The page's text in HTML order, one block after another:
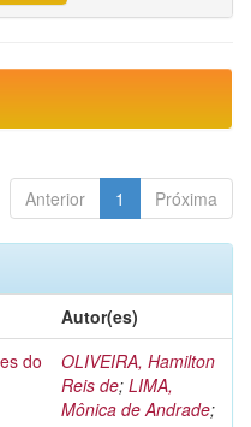
Anterior 1 Próxima
Autor(es)
do
OLIVEIRA, Hamilton
Reis de; LIMA,
Mônica de Andrade;